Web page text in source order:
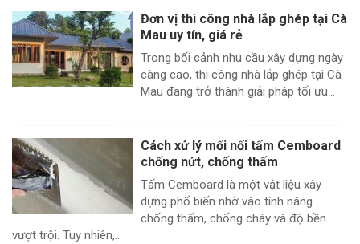
Đơn vị thi công nhà lắp ghép tại Cà
Mau uy tín, giá rẻ
Trong bối cảnh nhu cầu xây dựng ngày
càng cao, thi công nhà lắp ghép tại Cà
Mau đang trở thành giải pháp tối ưu...
Cách xử lý mối nối tấm Cemboard
chống nứt, chống thấm
Tấm Cemboard là một vật liệu xây
dựng phổ biến nhờ vào tính năng
chống thấm, chống cháy và độ bền
vượt trội. Tuy nhiên,...